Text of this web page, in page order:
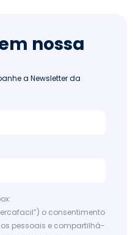
nossa
a Newsletter da
o consentimento
pessoais e compartilhá-